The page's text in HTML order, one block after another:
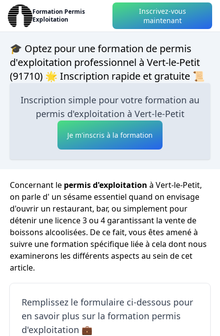
Formation Permis
Exploitation
Inscrivez-vous
maintenant
🎓 Optez pour une formation de permis
d'exploitation professionnel à Vert-le-Petit
(91710) 🌟 Inscription rapide et gratuite 📜
Inscription simple pour votre formation au
permis d'exploitation à Vert-le-Petit
Je m'inscris à la formation
Concernant le permis d'exploitation à Vert-le-Petit,
on parle d' un sésame essentiel quand on envisage
d'ouvrir un restaurant, bar, ou simplement pour
détenir une licence 3 ou 4 garantissant la vente de
boissons alcoolisées. De ce fait, vous êtes amené à
suivre une formation spécifique liée à cela dont nous
examinerons les différents aspects au sein de cet
article.
Remplissez le formulaire ci-dessous pour
en savoir plus sur la formation permis
d'exploitation 💼